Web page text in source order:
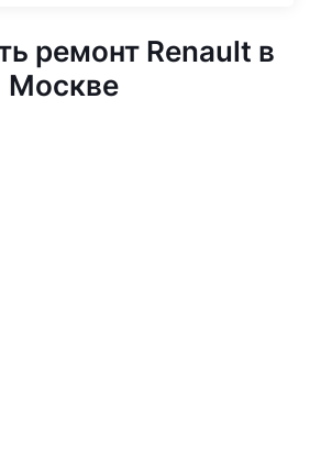
ремонт Renault в
Москве